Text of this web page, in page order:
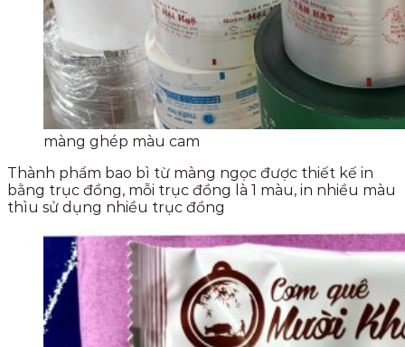
màng ghép màu cam
Thành phẩm bao bì từ màng ngọc được thiết kế in
bằng trục đồng, mỗi trục đồng là 1 màu, in nhiều màu
thìu sử dụng nhiều trục đồng